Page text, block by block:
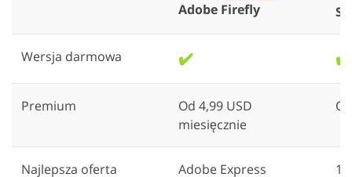
Adobe Firefly
Wersja darmowa ✔️ ✔️
Premium
Od 4,99 USD
miesięcznie
Najlepsza oferta
Adobe Express